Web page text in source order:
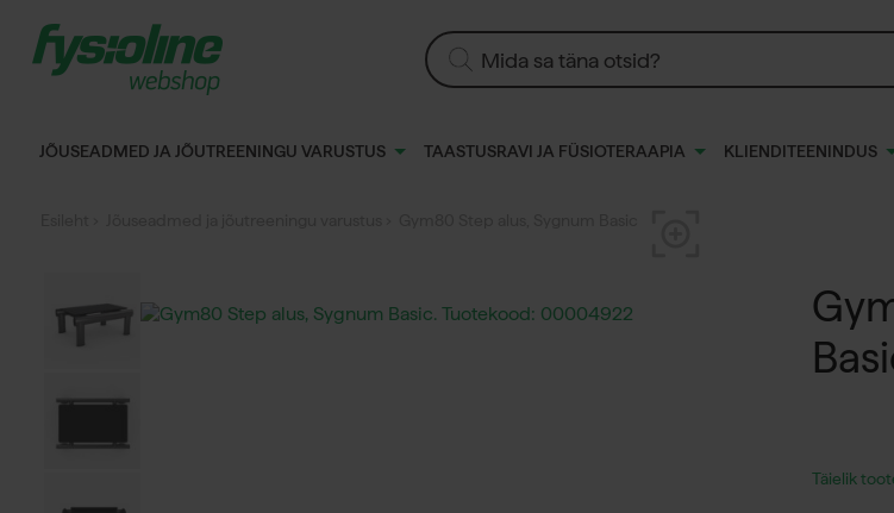
sisältöön
Products
search
JÕUSEADMED JA JÕUTREENINGU VARUSTUS TAASTUSRAVI JA FÜSIOTERAAPIA KLIENDITEENINDUS
Täielik